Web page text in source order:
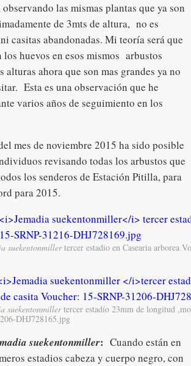
las mismas plantas que ya son
de 3mts de altura, no es
casitas abandonadas. Mi teoría será que
huevos en esos mismos arbustos
alturas ahora que son mas grandes ya no
Esta es una observación que he
varios años de seguimiento en los
mes de noviembre 2015 ha sido posible
revisando todas los arbustos que
los senderos de Estación Pitilla, para
para 2015.
suekentonmillertercer estadio en Casearia arborea
suekentonmillertercer estadío 23mm de longitud
DHJ728165.jpg
suekentonmiller: Cuando están en
estadios cabeza y cuerpo negro, con